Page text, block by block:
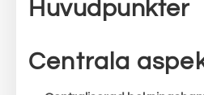
Huvudpunkter
Centrala